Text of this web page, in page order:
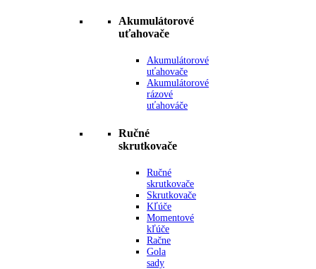
Akumulátorové
uťahovače
Akumulátorové
uťahovače
Akumulátorové
rázové
uťahováče
Ručné
skrutkovače
Ručné
skrutkovače
Skrutkovače
Kľúče
Momentové
kľúče
Račne
Gola
sady